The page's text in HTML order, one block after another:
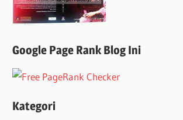
Google Page Rank Blog Ini
Kategori